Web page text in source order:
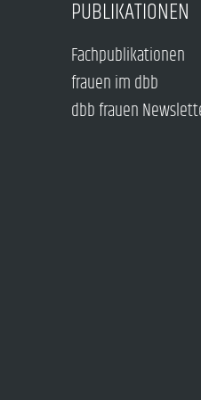
PUBLIKATIONEN
Fachpublikationen
frauen im dbb
dbb frauen